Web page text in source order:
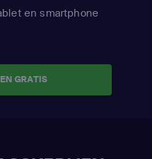
en smartphone
GRATIS